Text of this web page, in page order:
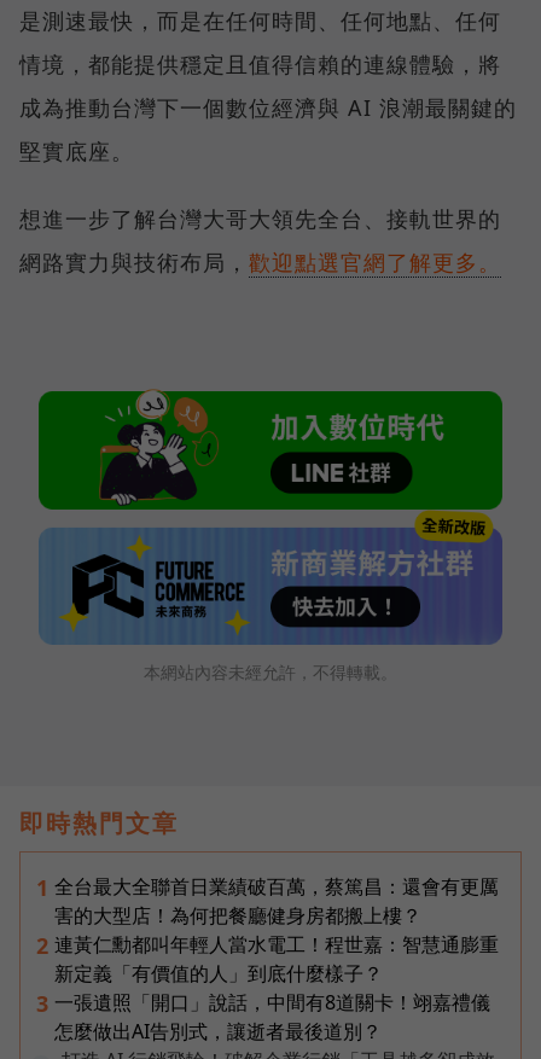
是測速最快，而是在任何時間、任何地點、任何
情境，都能提供穩定且值得信賴的連線體驗，將
成為推動台灣下一個數位經濟與 AI 浪潮最關鍵的
堅實底座。
想進一步了解台灣大哥大領先全台、接軌世界的
網路實力與技術布局， 歡迎點選官網了解更多。
本網站內容未經允許，不得轉載。
即時熱門文章
1 全台最大全聯首日業績破百萬，蔡篤昌：還會有更厲
害的大型店！為何把餐廳健身房都搬上樓？
2 連黃仁勳都叫年輕人當水電工！程世嘉：智慧通膨重
新定義「有價值的人」到底什麼樣子？
3 一張遺照「開口」說話，中間有8道關卡！翊嘉禮儀
怎麼做出AI告別式，讓逝者最後道別？